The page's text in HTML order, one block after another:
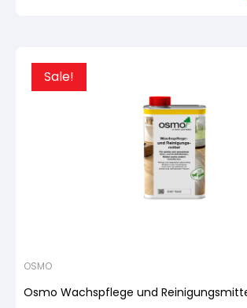
Sale!
OSMO
Osmo Wachspflege und